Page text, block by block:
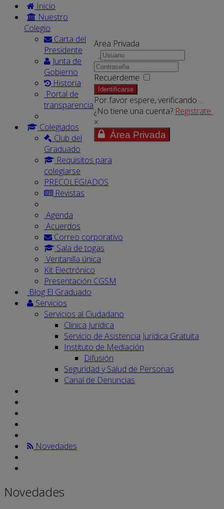
Area Privada
Recuérdeme
Identificarse
Por favor espere, verificando ...
¿No tiene una cuenta? Registrate
×
Área Privada
Inicio
Nuestro
Colegio
Carta del
Presidente
Junta de
Gobierno
Historia
Portal de
transparencia
Colegiados
Club del
Graduado
Requisitos para
colegiarse
PRECOLEGIADOS
Revistas
Agenda
Acuerdos
Correo corporativo
Sala de togas
Ventanilla única
Kit Electrónico
Presentación CGSM
Blog El Graduado
Servicios
Servicios al Ciudadano
Clínica Jurídica
Servicio de Asistencia Jurídica Gratuita
Instituto de Mediación
Difusión
Seguridad y Salud de Personas
Canal de Denuncias
Novedades
Novedades